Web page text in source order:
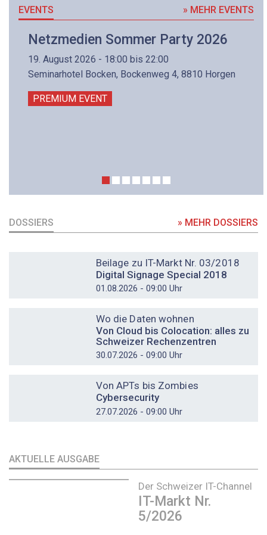
EVENTS » MEHR EVENTS
Netzmedien Sommer Party 2026
19. August 2026 - 18:00 bis 22:00
Seminarhotel Bocken, Bockenweg 4, 8810 Horgen
PREMIUM EVENT
DOSSIERS » MEHR DOSSIERS
Beilage zu IT-Markt Nr. 03/2018
Digital Signage Special 2018
01.08.2026 - 09:00 Uhr
Wo die Daten wohnen
Von Cloud bis Colocation: alles zu
Schweizer Rechenzentren
30.07.2026 - 09:00 Uhr
Von APTs bis Zombies
Cybersecurity
27.07.2026 - 09:00 Uhr
AKTUELLE AUSGABE
Der Schweizer IT-Channel
IT-Markt Nr.
5/2026